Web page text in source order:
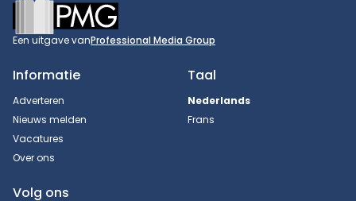
Footer
Een uitgave vanProfessional Media Group
Informatie
Adverteren
Nieuws melden
Vacatures
Over ons
Taal
Nederlands
Frans
Volg ons